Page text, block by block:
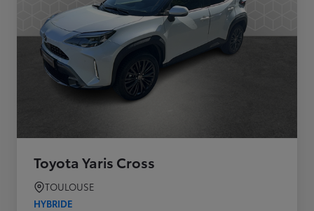
Toyota Yaris Cross
TOULOUSE
HYBRIDE